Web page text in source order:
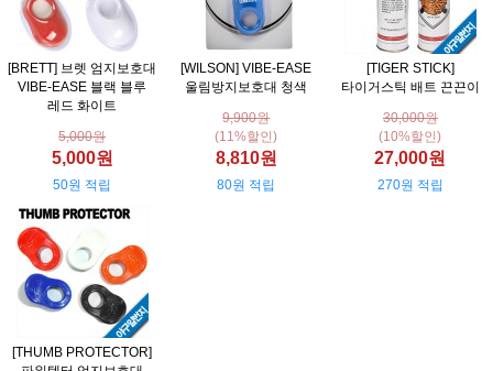
[BRETT] 브렛 엄지보호대
VIBE-EASE 블랙 블루
레드 화이트
5,000원
5,000원
50원 적립
[WILSON] VIBE-EASE
울림방지보호대 청색
9,900원
(11%할인)
8,810원
80원 적립
[TIGER STICK]
타이거스틱 배트 끈끈이
30,000원
(10%할인)
27,000원
270원 적립
[THUMB PROTECTOR]